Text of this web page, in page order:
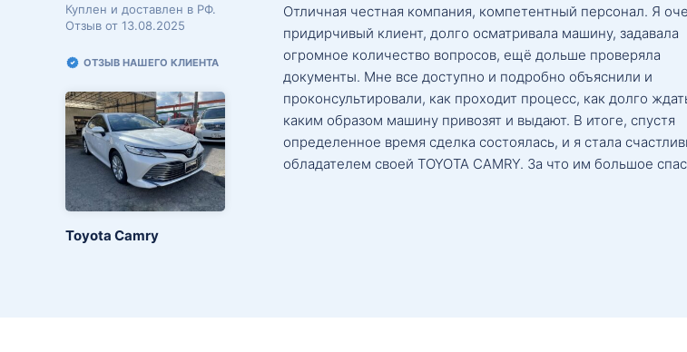
Куплен и доставлен в РФ.
Отзыв от 13.08.2025
ОТЗЫВ НАШЕГО КЛИЕНТА
Toyota Camry
Отличная честная компания, компетентный персонал. Я
придирчивый клиент, долго осматривала машину, задавала
огромное количество вопросов, ещё дольше проверяла
документы. Мне все доступно и подробно объяснили и
проконсультировали, как проходит процесс, как долго
каким образом машину привозят и выдают. В итоге, спустя
определенное время сделка состоялась, и я стала
обладателем своей TOYOTA CAMRY. За что им большое